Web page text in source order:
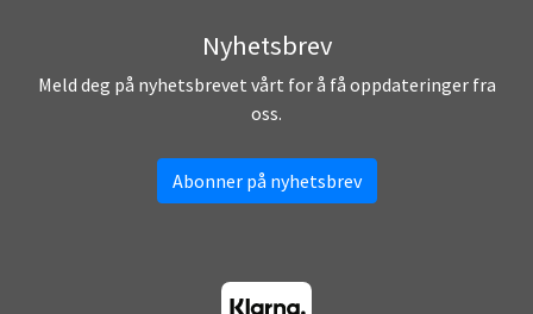
Nyhetsbrev
Meld deg på nyhetsbrevet vårt for å få oppdateringer fra
oss.
Abonner på nyhetsbrev